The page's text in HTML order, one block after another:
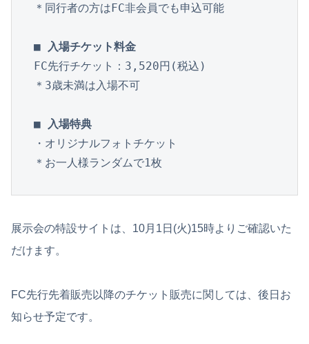
＊同行者の方はFC非会員でも申込可能
■ 入場チケット料金
FC先行チケット：3,520円(税込)
＊3歳未満は⼊場不可
■ 入場特典
・オリジナルフォトチケット
＊お一人様ランダムで1枚
展示会の特設サイトは、10月1日(火)15時よりご確認いた
だけます。
FC先行先着販売以降のチケット販売に関しては、後日お
知らせ予定です。